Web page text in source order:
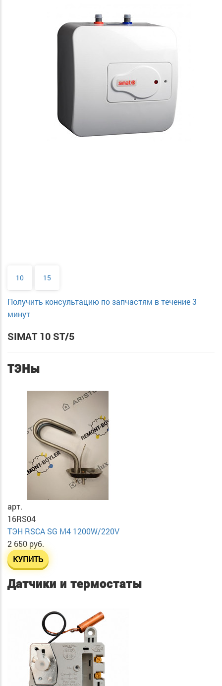
10 15
Получить консультацию по запчастям в течение 3
минут
SIMAT 10 ST/5
ТЭНы
арт.
16RS04
ТЭН RSCA SG М4 1200W/220V
2 650 руб.
КУПИТЬ
Датчики и термостаты